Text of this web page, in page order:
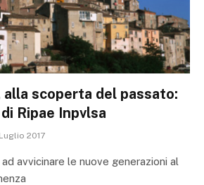
scoperta del passato:
Ripae Inpvlsa
2017
avvicinare le nuove generazioni al